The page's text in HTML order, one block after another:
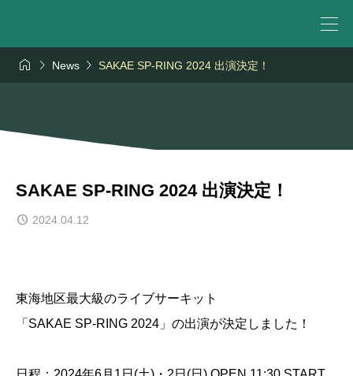
  News  SAKAE SP-RING 2024 出演決定！
SAKAE SP-RING 2024 出演決定！
2024.04.12
東海地区最大級のライブサーキット
「SAKAE SP-RING 2024」の出演が決定しました！